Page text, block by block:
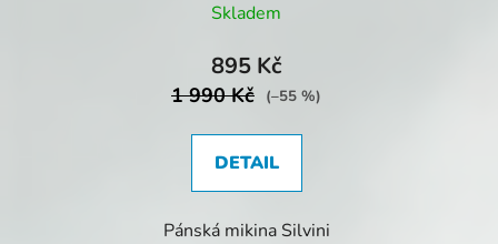
Skladem
895 Kč
1 990 Kč (–55 %)
DETAIL
Pánská mikina Silvini